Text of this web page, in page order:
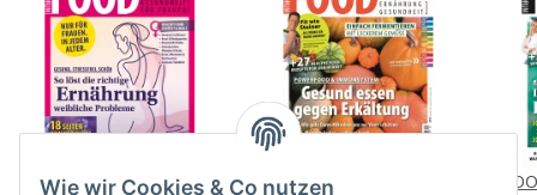
FOODFORUM SH 1/2020
FOODFORUM 4/2019 E-
Wie wir Cookies & Co nutzen